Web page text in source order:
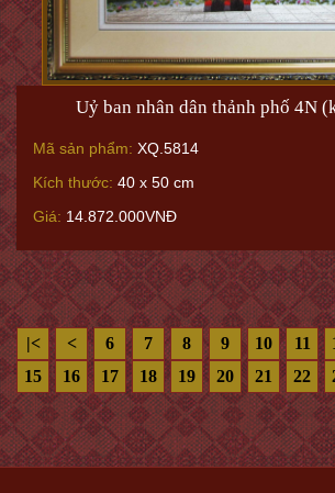
Uỷ ban nhân dân thảnh phố 4N
Mã sản phẩm: XQ.5814
Kích thước: 40 x 50 cm
Giá: 14.872.000VNĐ
|< < 6 7 8 9 10 11
15
16 17 18 19 20 21 22